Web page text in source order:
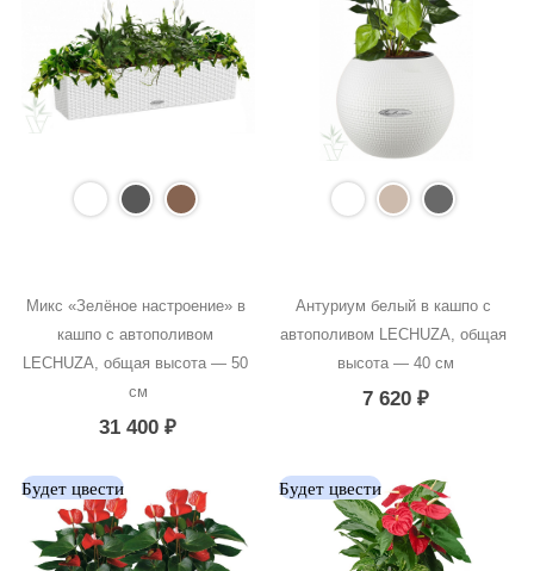
Микс «Зелёное настроение» в
кашпо с автополивом
LECHUZA, общая высота — 50
см
31 400₽
Антуриум белый в кашпо с
автополивом LECHUZA, общая
высота — 40 см
7 620₽
Будет цвести Будет цвести